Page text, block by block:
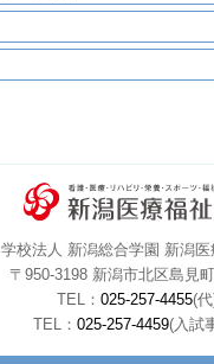
学校法人 新潟総合学園 新潟
〒950-3198 新潟市北区島見
TEL： 025-257-4455(
TEL： 025-257-4459(入試